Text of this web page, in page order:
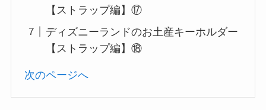
【ストラップ編】⑰
ディズニーランドのお土産キーホルダー
【ストラップ編】⑱
次のページへ